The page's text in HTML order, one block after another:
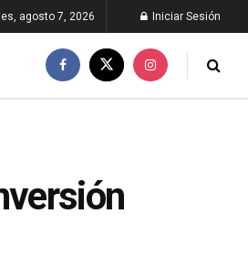
agosto 7, 2026 Iniciar Sesión